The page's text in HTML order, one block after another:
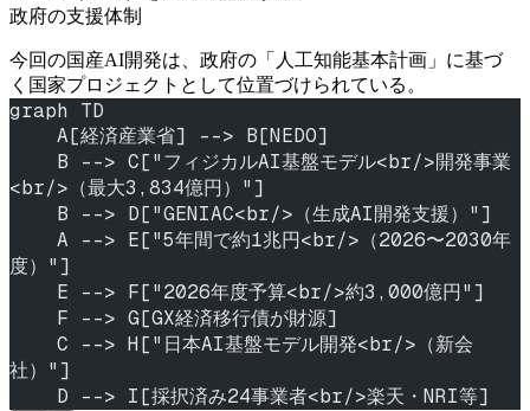
政府の支援体制
今回の国産AI開発は、政府の「人工知能基本計画」に基づ
く国家プロジェクトとして位置づけられている。
graph TD
    A[経済産業省] --> B[NEDO]
<br/>（最大3,834億円）"]
    B --> D["GENIAC<br/>（生成AI開発支援）"]
度）"]
    E --> F["2026年度予算<br/>約3,000億円"]
    F --> G[GX経済移行債が財源]
社）"]
    D --> I[採択済み24事業者<br/>楽天・NRI等]